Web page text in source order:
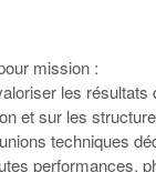
mission :
les
et sur les
techniques
performances,